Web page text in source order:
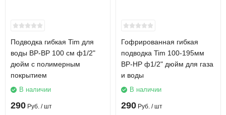
Подводка гибкая Tim для
воды ВР-ВР 100 см ф1/2"
дюйм с полимерным
покрытием
В наличии
290 Руб. / шт
Гофрированная гибкая
подводка Tim 100-195мм
ВР-НР ф1/2" дюйм для газа
и воды
В наличии
290 Руб. / шт